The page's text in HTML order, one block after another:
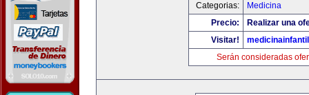
Categorias:
Medicina
Precio:
Realizar una
Visitar!
Serán consideradas